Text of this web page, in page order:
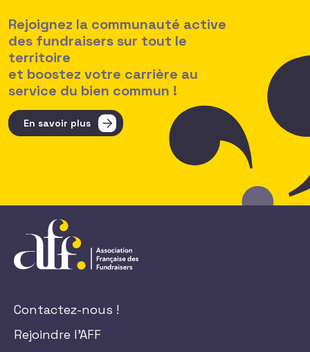
Rejoignez la communauté active
des fundraisers sur tout le
territoire
et boostez votre carrière au
service du bien commun !
En savoir plus
Contactez-nous !
Rejoindre l'AFF